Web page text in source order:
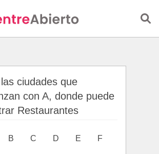
ciudades que
con A, donde puede
Restaurantes
B C D E F